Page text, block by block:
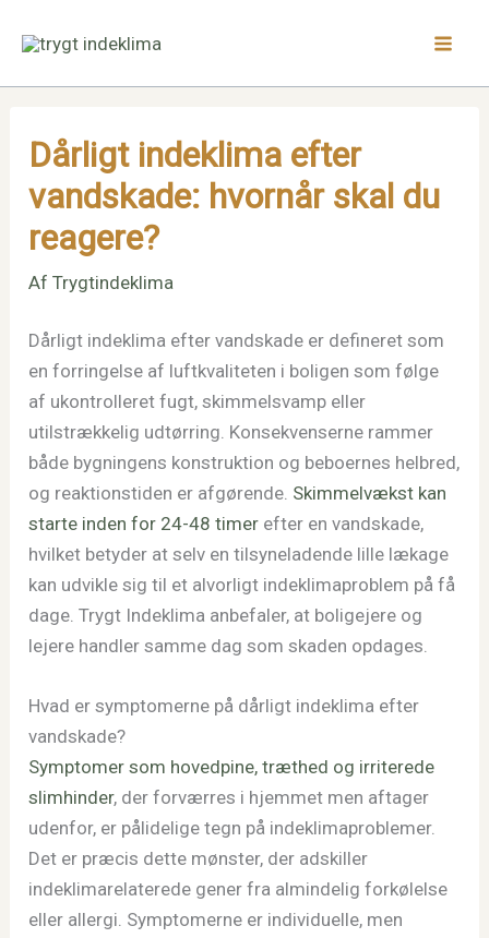
Dårligt indeklima efter
vandskade: hvornår skal du
reagere?
AfTrygtindeklima
Dårligt indeklima efter vandskade er defineret som
en forringelse af luftkvaliteten i boligen som følge
af ukontrolleret fugt, skimmelsvamp eller
utilstrækkelig udtørring. Konsekvenserne rammer
både bygningens konstruktion og beboernes helbred,
og reaktionstiden er afgørende. Skimmelvækst kan
starte inden for 24-48 timer efter en vandskade,
hvilket betyder at selv en tilsyneladende lille lækage
kan udvikle sig til et alvorligt indeklimaproblem på få
dage. Trygt Indeklima anbefaler, at boligejere og
lejere handler samme dag som skaden opdages.
Hvad er symptomerne på dårligt indeklima efter
vandskade?
Symptomer som hovedpine, træthed og irriterede
slimhinder, der forværres i hjemmet men aftager
udenfor, er pålidelige tegn på indeklimaproblemer.
Det er præcis dette mønster, der adskiller
indeklimarelaterede gener fra almindelig forkølelse
eller allergi. Symptomerne er individuelle, men